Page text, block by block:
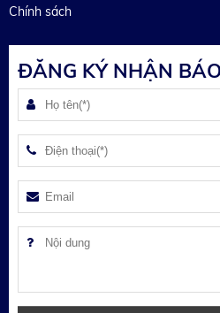
Chính sách
ĐĂNG KÝ NHẬN